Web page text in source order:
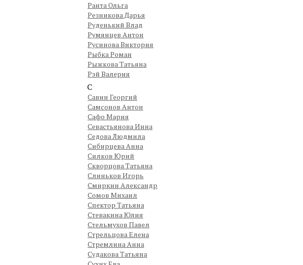
Ранта Ольга
Резникова Дарья
Руденький Влад
Румянцев Антон
Русинова Виктория
Рыбка Роман
Рыжкова Татьяна
Рэй Валерия
С
Савин Георгий
Самсонов Антон
Сафо Мария
Севастьянова Инна
Седова Людмила
Сибирцева Анна
Силков Юрий
Скворцова Татьяна
Слиньков Игорь
Смиркин Александр
Сомов Михаил
Спектор Татьяна
Стевакина Юлия
Стельмухов Павел
Стрельцова Елена
Стремлина Анна
Судакова Татьяна